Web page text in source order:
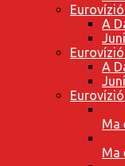
A
A
Ma
Ma